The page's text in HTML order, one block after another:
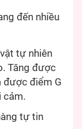
đến nhiều
tự nhiên
Tăng được
được điểm G
cảm.
tự tin